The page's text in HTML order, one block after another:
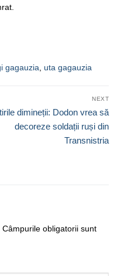
gagauzia, uta gagauzia
NEXT
dimineții: Dodon vrea să
decoreze soldații ruși din
Transnistria
Câmpurile obligatorii sunt